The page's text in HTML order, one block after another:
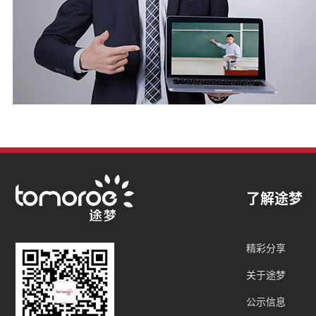
了解途梦
精彩分享
关于途梦
公示信息